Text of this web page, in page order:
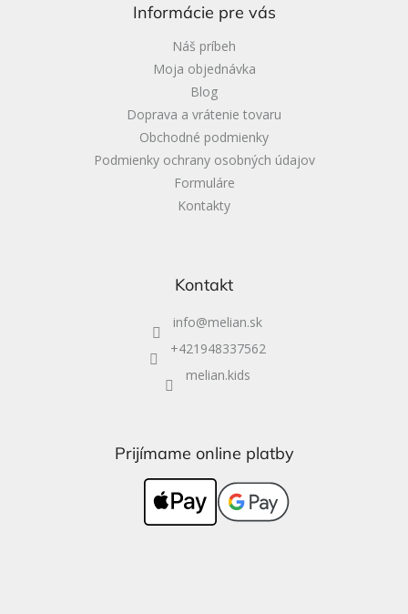
Informácie pre vás
Náš príbeh
Moja objednávka
Blog
Doprava a vrátenie tovaru
Obchodné podmienky
Podmienky ochrany osobných údajov
Formuláre
Kontakty
Kontakt
info@melian.sk
+421948337562
melian.kids
Prijímame online platby